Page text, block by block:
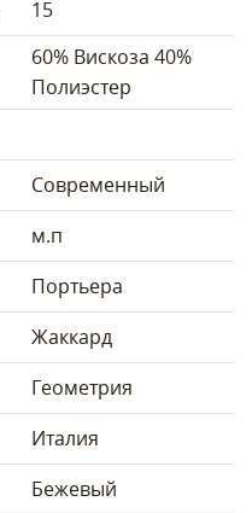
15
60% Вискоза 40%
Полиэстер
Современный
м.п
Портьера
Жаккард
Геометрия
Италия
Бежевый